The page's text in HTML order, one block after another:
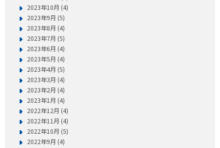
2023年10月 (4)
2023年9月 (5)
2023年8月 (4)
2023年7月 (5)
2023年6月 (4)
2023年5月 (4)
2023年4月 (5)
2023年3月 (4)
2023年2月 (4)
2023年1月 (4)
2022年12月 (4)
2022年11月 (4)
2022年10月 (5)
2022年9月 (4)